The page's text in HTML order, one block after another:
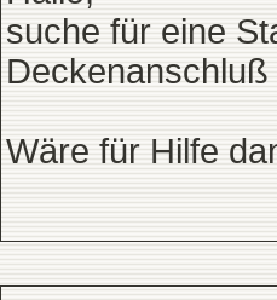
suche für eine
Wäre für Hilfe